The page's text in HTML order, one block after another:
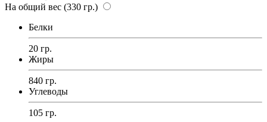
На общий вес (330 гр.)
Белки
20 гр.
Жиры
840 гр.
Углеводы
105 гр.